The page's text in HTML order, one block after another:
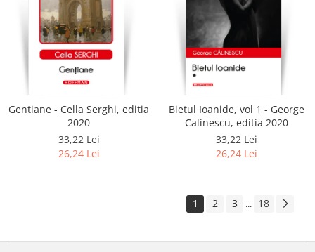
Gentiane - Cella Serghi, editia
2020
33,22 Lei
26,24 Lei
Bietul Ioanide, vol 1 - George
Calinescu, editia 2020
33,22 Lei
26,24 Lei
1 2 3 ... 18